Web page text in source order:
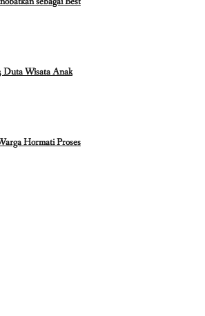
Duta Wisata Anak
Hormati Proses